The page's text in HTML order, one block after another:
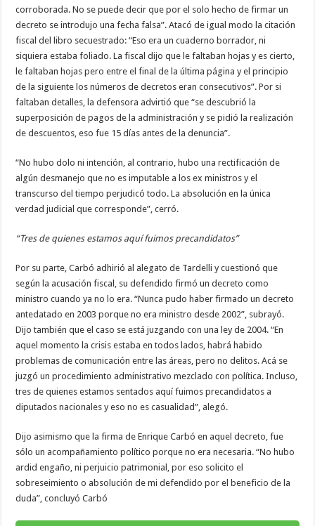
corroborada. No se puede decir que por el solo hecho de firmar un
decreto se introdujo una fecha falsa”. Atacó de igual modo la citación
fiscal del libro secuestrado: “Eso era un cuaderno borrador, ni
siquiera estaba foliado. La fiscal dijo que le faltaban hojas y es cierto,
le faltaban hojas pero entre el final de la última página y el principio
de la siguiente los números de decretos eran consecutivos”. Por si
faltaban detalles, la defensora advirtió que “se descubrió la
superposición de pagos de la administración y se pidió la realización
de descuentos, eso fue 15 días antes de la denuncia”.
“No hubo dolo ni intención, al contrario, hubo una rectificación de
algún desmanejo que no es imputable a los ex ministros y el
transcurso del tiempo perjudicó todo. La absolución en la única
verdad judicial que corresponde”, cerró.
“Tres de quienes estamos aquí fuimos precandidatos”
Por su parte, Carbó adhirió al alegato de Tardelli y cuestionó que
según la acusación fiscal, su defendido firmó un decreto como
ministro cuando ya no lo era. “Nunca pudo haber firmado un decreto
antedatado en 2003 porque no era ministro desde 2002”, subrayó.
Dijo también que el caso se está juzgando con una ley de 2004. “En
aquel momento la crisis estaba en todos lados, habrá habido
problemas de comunicación entre las áreas, pero no delitos. Acá se
juzgó un procedimiento administrativo mezclado con política. Incluso,
tres de quienes estamos sentados aquí fuimos precandidatos a
diputados nacionales y eso no es casualidad”, alegó.
Dijo asimismo que la firma de Enrique Carbó en aquel decreto, fue
sólo un acompañamiento político porque no era necesaria. “No hubo
ardid engaño, ni perjuicio patrimonial, por eso solicito el
sobreseimiento o absolución de mi defendido por el beneficio de la
duda”, concluyó Carbó